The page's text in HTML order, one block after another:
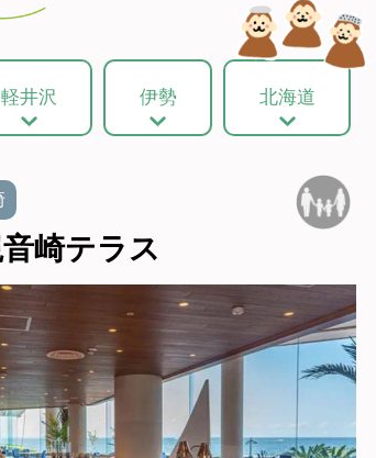
軽井沢 伊勢 北海道
崎テラス